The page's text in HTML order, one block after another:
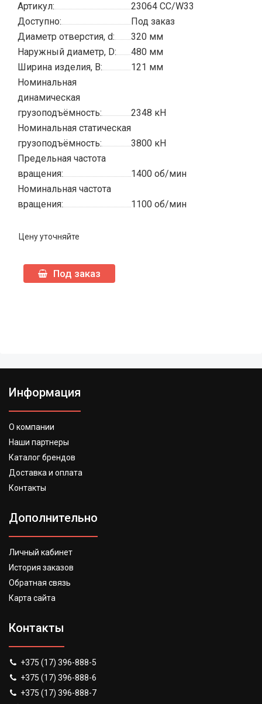
Артикул:
23064 CC/W33
Доступно:
Под заказ
Диаметр отверстия, d:
320 мм
Наружный диаметр, D:
480 мм
Ширина изделия, B:
121 мм
Номинальная
динамическая
грузоподъёмность:
2348 кН
Номинальная статическая
грузоподъёмность:
3800 кН
Предельная частота
вращения:
1400 об/мин
Номинальная частота
вращения:
1100 об/мин
Цену уточняйте
Под заказ
Информация
О компании
Наши партнеры
Каталог брендов
Доставка и оплата
Контакты
Дополнительно
Личный кабинет
История заказов
Обратная связь
Карта сайта
Контакты
+375 (17) 396-888-5
+375 (17) 396-888-6
+375 (17) 396-888-7